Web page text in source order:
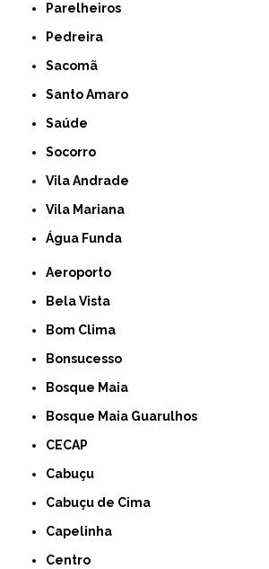
Parelheiros
Pedreira
Sacomã
Santo Amaro
Saúde
Socorro
Vila Andrade
Vila Mariana
Água Funda
Aeroporto
Bela Vista
Bom Clima
Bonsucesso
Bosque Maia
Bosque Maia Guarulhos
CECAP
Cabuçu
Cabuçu de Cima
Capelinha
Centro